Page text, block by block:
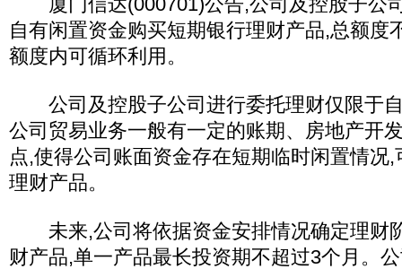
自有闲置资金购买短期银行理财产品,总额度
额度内可循环利用。
公司及控股子公司进行委托理财仅限于
公司贸易业务一般有一定的账期、房地产开
点,使得公司账面资金存在短期临时闲置情况
理财产品。
未来,公司将依据资金安排情况确定理财
财产品,单一产品最长投资期不超过3个月。